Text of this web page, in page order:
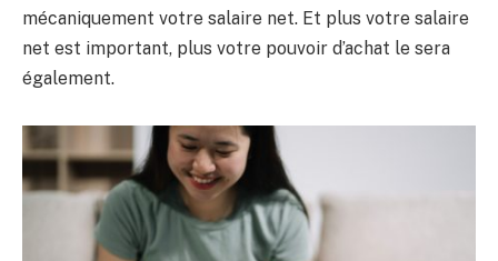
mécaniquement votre salaire net. Et plus votre salaire
net est important, plus votre pouvoir d’achat le sera
également.